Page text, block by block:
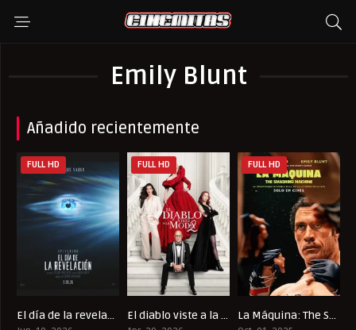
Emily Blunt
Añadido recientemente
7
FULL HD
El día de la revelación 7
FULL HD
El diablo viste a la moda 2 6.7
FULL HD
La Máquina: The Smashing Machine